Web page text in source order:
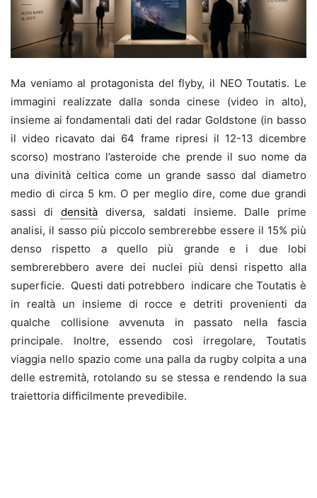
Ma veniamo al protagonista del flyby, il NEO Toutatis. Le
immagini realizzate dalla sonda cinese (video in alto),
insieme ai fondamentali dati del radar Goldstone (in basso
il video ricavato dai 64 frame ripresi il 12-13 dicembre
scorso) mostrano l’asteroide che prende il suo nome da
una divinità celtica come un grande sasso dal diametro
medio di circa 5 km. O per meglio dire, come due grandi
sassi didensità diversa, saldati insieme. Dalle prime
analisi, il sasso più piccolo sembrerebbe essere il 15% più
denso rispetto a quello più grande e i due lobi
sembrerebbero avere dei nuclei più densi rispetto alla
superficie. Questi dati potrebbero indicare che Toutatis è
in realtà un insieme di rocce e detriti provenienti da
qualche collisione avvenuta in passato nella fascia
principale. Inoltre, essendo così irregolare, Toutatis
viaggia nello spazio come una palla da rugby colpita a una
delle estremità, rotolando su se stessa e rendendo la sua
traiettoria difficilmente prevedibile.